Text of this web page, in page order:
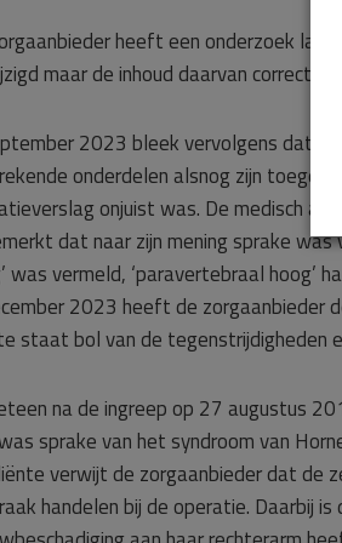
heeft een onderzoek
maar de inhoud daarvan correct
2023 bleek vervolgens dat
onderdelen alsnog zijn
onjuist was. De medisch
dat naar zijn mening sprake
was vermeld, ‘paravertebraal hoog’
2023 heeft de zorgaanbieder
staat bol van de tegenstrijdigheden
na de ingreep op 27 augustus
sprake van het syndroom van
verwijt de zorgaanbieder dat de
handelen bij de operatie. Daarbij